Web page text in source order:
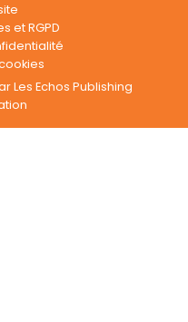
et RGPD
Les Echos Publishing